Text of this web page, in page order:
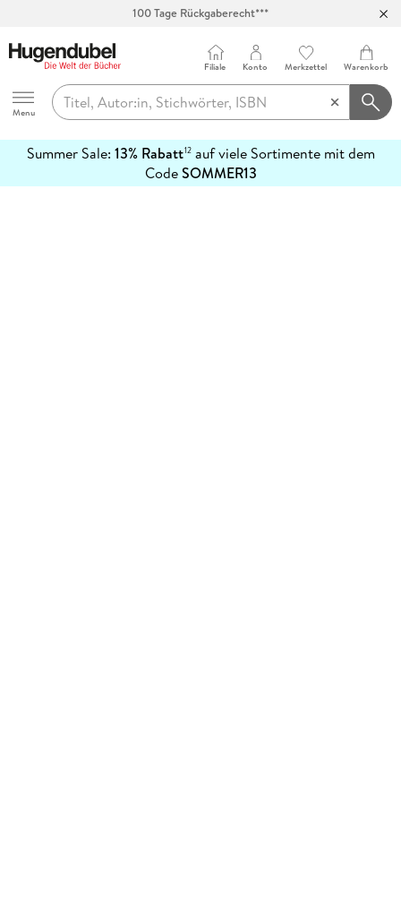
100 Tage Rückgaberecht***
Hugendubel
Menu
Filiale Konto Merkzettel Warenkorb
Summer Sale: 13% Rabatt12auf viele Sortimente mit dem
CodeSOMMER13
erfahren